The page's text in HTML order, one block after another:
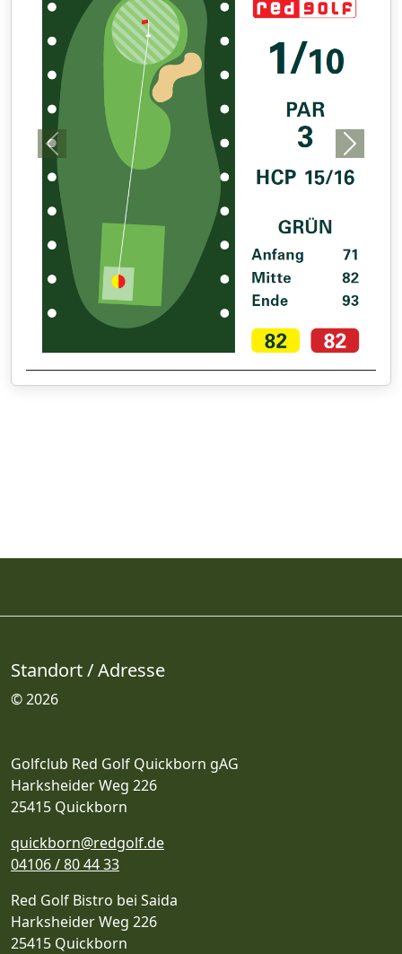
Previous Next
Standort / Adresse
© 2026
Golfclub Red Golf Quickborn gAG
Harksheider Weg 226
25415 Quickborn
quickborn@redgolf.de
04106 / 80 44 33
Red Golf Bistro bei Saida
Harksheider Weg 226
25415 Quickborn